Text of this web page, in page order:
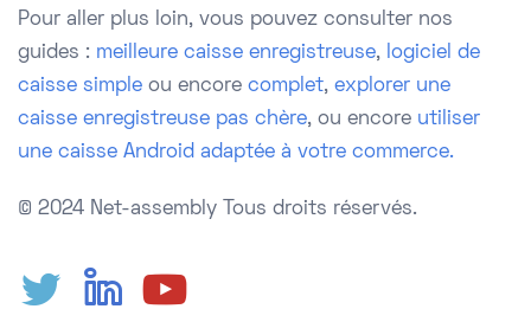
Pour aller plus loin, vous pouvez consulter nos
guides : meilleure caisse enregistreuse, logiciel de
caisse simple ou encore complet, explorer une
caisse enregistreuse pas chère, ou encore utiliser
une caisse Android adaptée à votre commerce.
© 2024 Net-assembly Tous droits réservés.